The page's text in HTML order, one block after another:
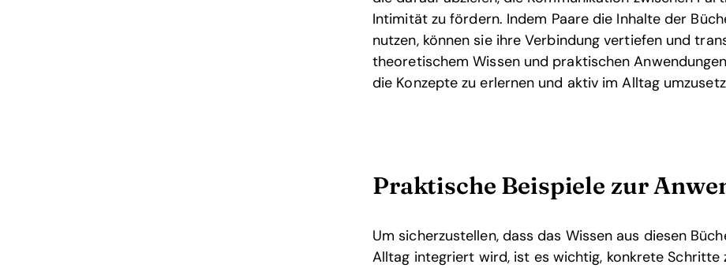
Intimität zu fördern. Indem Paare die Inhalte der
nutzen, können sie ihre Verbindung vertiefen und
theoretischem Wissen und praktischen
die Konzepte zu erlernen und aktiv im Alltag
Praktische Beispiele zur
Um sicherzustellen, dass das Wissen aus diesen
Alltag integriert wird, ist es wichtig, konkrete Schritte